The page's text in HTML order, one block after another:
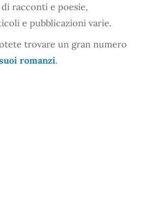
racconti e poesie,
e pubblicazioni varie.
trovare un gran numero
romanzi.